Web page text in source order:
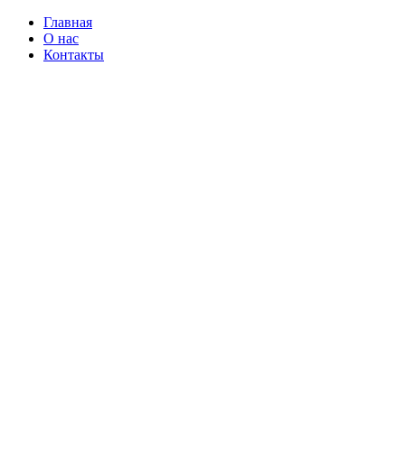
Главная
О нас
Контакты